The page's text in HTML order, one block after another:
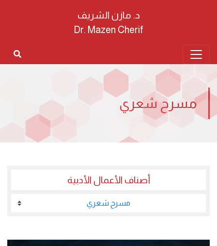
د. مازن الشريف
Dr. Mazen Cherif
مسرح شعري
أصناف الأعمال الأدبية
مسرح شعري